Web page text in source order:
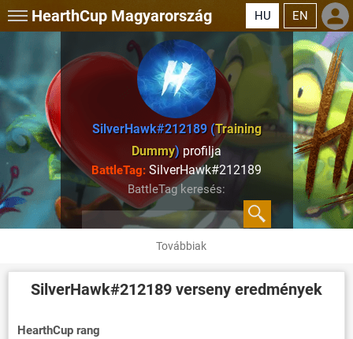
HearthCup Magyarország HU EN
SilverHawk#212189 (Training
Dummy) profilja
BattleTag: SilverHawk#212189
BattleTag keresés:
Továbbiak
SilverHawk#212189 verseny eredmények
HearthCup rang